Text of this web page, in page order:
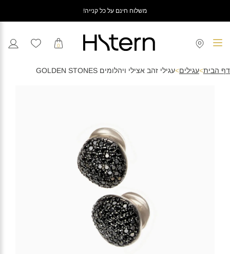
משלוח חינם על כל קנייה!
0
דף הבית>עגילים>עגילי זהב אצילי ויהלומים GOLDEN STONES